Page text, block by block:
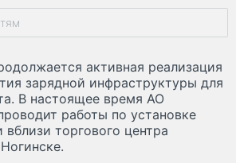
активная реализация
зарядной инфраструктуры для
В настоящее время АО
работы по установке
торгового центра